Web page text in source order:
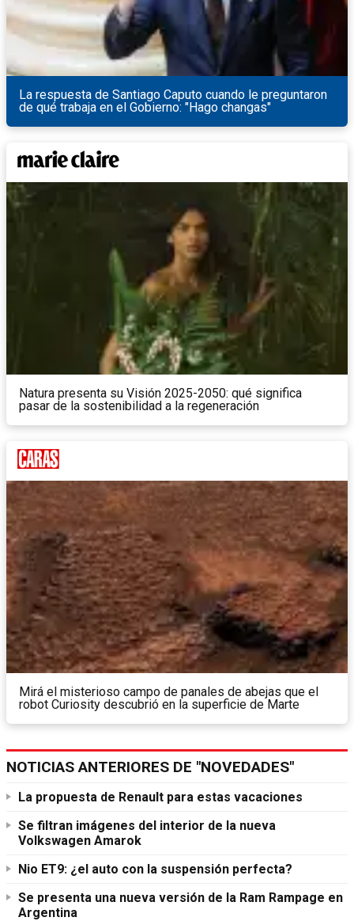
La respuesta de Santiago Caputo cuando le preguntaron
de qué trabaja en el Gobierno: "Hago changas"
Natura presenta su Visión 2025-2050: qué significa
pasar de la sostenibilidad a la regeneración
Mirá el misterioso campo de panales de abejas que el
robot Curiosity descubrió en la superficie de Marte
NOTICIAS ANTERIORES DE "NOVEDADES"
La propuesta de Renault para estas vacaciones
Se filtran imágenes del interior de la nueva
Volkswagen Amarok
Nio ET9: ¿el auto con la suspensión perfecta?
Se presenta una nueva versión de la Ram Rampage en
Argentina